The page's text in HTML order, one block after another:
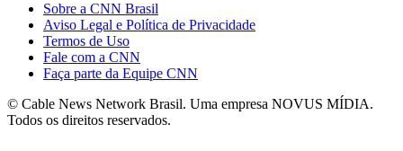
Sobre a CNN Brasil
Aviso Legal e Política de Privacidade
Termos de Uso
Fale com a CNN
Faça parte da Equipe CNN
© Cable News Network Brasil. Uma empresa NOVUS MÍDIA.
Todos os direitos reservados.